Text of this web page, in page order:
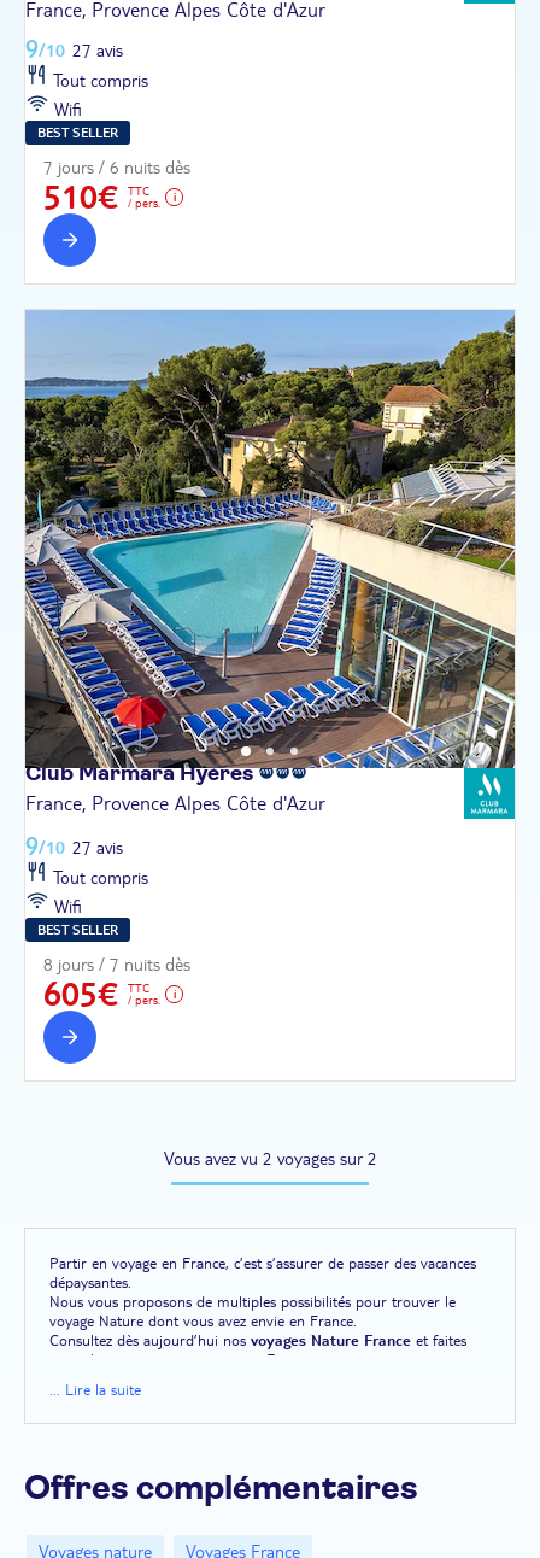
France, Provence Alpes Côte d'Azur
9/10 27 avis
Tout compris
Wifi
BEST SELLER
7 jours / 6 nuits dès
510€
TTC
/ pers.
Club MarmaraHyères
France, Provence Alpes Côte d'Azur
9/10 27 avis
Tout compris
Wifi
BEST SELLER
8 jours / 7 nuits dès
605€
TTC
/ pers.
Vous avez vu 2 voyages sur 2
Partir en voyage en France, c’est s’assurer de passer des vacances
dépaysantes.
Nous vous proposons de multiples possibilités pour trouver le
voyage Nature dont vous avez envie en France.
Consultez dès aujourd’hui nos voyages Nature France et faites
vos valises pour votre voyage en France.
... Lire la suite
Offres complémentaires
Voyages nature Voyages France